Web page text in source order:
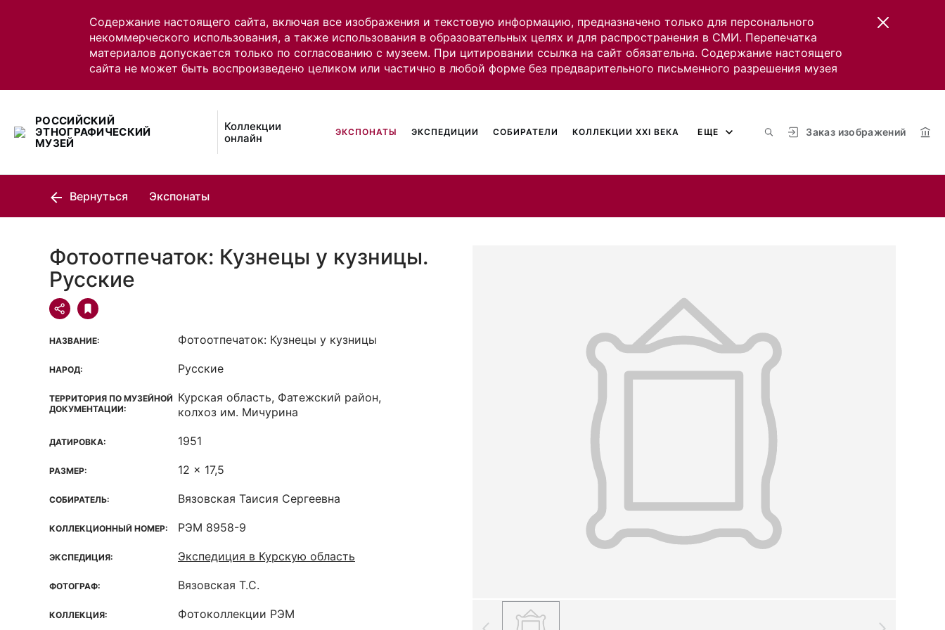
Содержание настоящего сайта, включая все изображения и текстовую информацию, предназначено только для персонального
некоммерческого использования, а также использования в образовательных целях и для распространения в СМИ. Перепечатка
материалов допускается только по согласованию с музеем. При цитировании ссылка на сайт обязательна. Содержание настоящего
сайта не может быть воспроизведено целиком или частично в любой форме без предварительного письменного разрешения музея
РОССИЙСКИЙ
ЭТНОГРАФИЧЕСКИЙ
МУЗЕЙ
Коллекции
онлайн
Заказ изображений
ЭКСПОНАТЫ ЭКСПЕДИЦИИ СОБИРАТЕЛИ КОЛЛЕКЦИИ XXI ВЕКА ЕЩЕ
Вернуться Экспонаты
Фотоотпечаток: Кузнецы у кузницы.
Русские
НАЗВАНИЕ: Фотоотпечаток: Кузнецы у кузницы
НАРОД: Русские
ТЕРРИТОРИЯ ПО МУЗЕЙНОЙ
ДОКУМЕНТАЦИИ:
Курская область, Фатежский район,
колхоз им. Мичурина
ДАТИРОВКА: 1951
РАЗМЕР: 12 x 17,5
СОБИРАТЕЛЬ: Вязовская Таисия Сергеевна
КОЛЛЕКЦИОННЫЙ НОМЕР: РЭМ 8958-9
ЭКСПЕДИЦИЯ: Экспедиция в Курскую область
ФОТОГРАФ: Вязовская Т.С.
КОЛЛЕКЦИЯ: Фотоколлекции РЭМ